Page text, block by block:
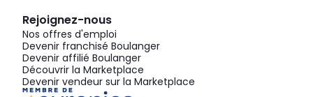
Rejoignez-nous
Nos offres d'emploi
Devenir franchisé Boulanger
Devenir affilié Boulanger
Découvrir la Marketplace
Devenir vendeur sur la Marketplace